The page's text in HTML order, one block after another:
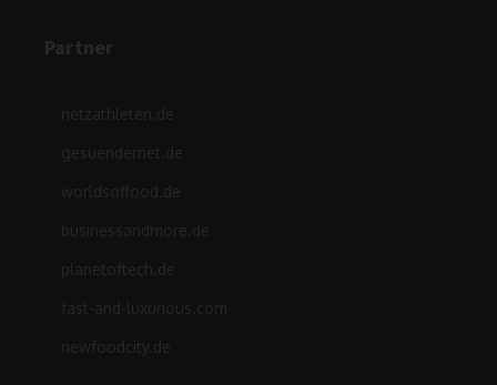
Partner
netzathleten.de
gesuendernet.de
worldsoffood.de
businessandmore.de
planetoftech.de
fast-and-luxurious.com
newfoodcity.de